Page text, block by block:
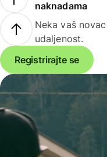
naknadama
Neka vaš
udaljenost.
Registrirajte se